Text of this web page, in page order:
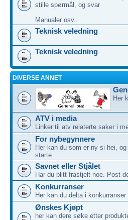
stille spørmål, og svar
Manualer osv..
Teknisk veledning
Teknisk veledning
DIVERSE ANNET
Her
ATV i media
Linker til atv relaterte saker i
For nybegynnere
Her kan du som er ny si hei,
starte
Savnet eller Stjålet
Har du blitt frastjelt noe. Post
Konkurranser
Her kan du delta i konkurranser
Ønskes Kjøpt
her kan dere søke etter